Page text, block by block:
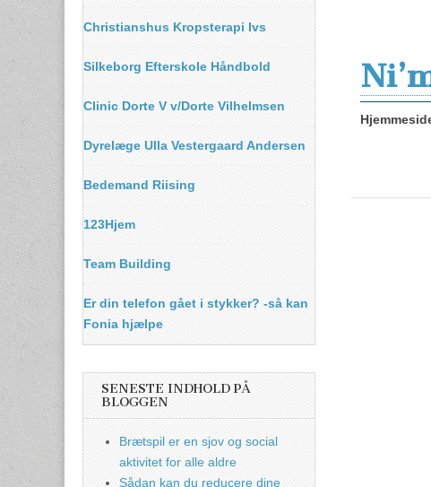
Christianshus Kropsterapi Ivs
Silkeborg Efterskole Håndbold
Clinic Dorte V v/Dorte Vilhelmsen
Dyrelæge Ulla Vestergaard Andersen
Bedemand Riising
123Hjem
Team Building
Er din telefon gået i stykker? -så kan
Fonia hjælpe
SENESTE INDHOLD PÅ
BLOGGEN
Brætspil er en sjov og social
aktivitet for alle aldre
Sådan kan du reducere dine